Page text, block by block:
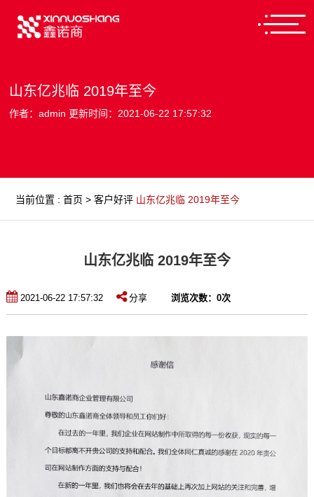
山东亿兆临 2019年至今
作者：admin 更新时间：2021-06-22 17:57:32
当前位置 :首页 >客户好评 山东亿兆临 2019年至今
山东亿兆临 2019年至今
2021-06-22 17:57:32 分享 浏览次数： 0次